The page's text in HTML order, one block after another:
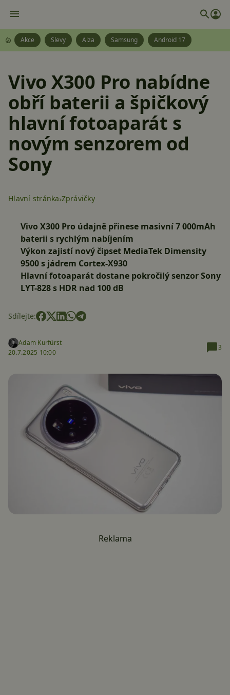
Akce Slevy Alza Samsung Android 17
Vivo X300 Pro nabídne
obří baterii a špičkový
hlavní fotoaparát s
novým senzorem od
Sony
Hlavní stránka Zprávičky
Vivo X300 Pro údajně přinese masivní 7 000mAh
baterii s rychlým nabíjením
Výkon zajistí nový čipset MediaTek Dimensity
9500 s jádrem Cortex-X930
Hlavní fotoaparát dostane pokročilý senzor Sony
LYT-828 s HDR nad 100 dB
Sdílejte:
Adam Kurfürst
20.7.2025 10:00
3
Reklama